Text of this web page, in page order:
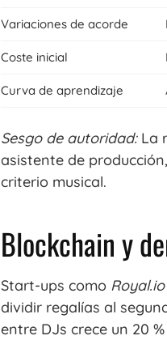
Variaciones de acorde
Coste inicial
Curva de aprendizaje
Sesgo de autoridad:La
asistente de
criterio musical.
Blockchain y
Start-ups como Royal.io
dividir regalías al
entre DJs crece un 20